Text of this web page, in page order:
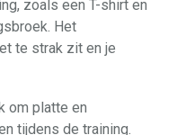
zoals een T-shirt en
Het
te strak zit en je
om platte en
tijdens de training.